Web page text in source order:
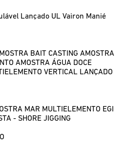
Lançado UL Vairon Manié
BAIT CASTING AMOSTRA
AMOSTRA ÁGUA DOCE
VERTICAL LANÇADO
MAR MULTIELEMENTO EGI
- SHORE JIGGING